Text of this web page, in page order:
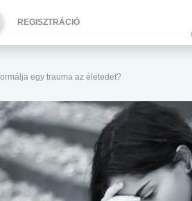
egy trauma az életedet?
REGISZTRÁCIÓ